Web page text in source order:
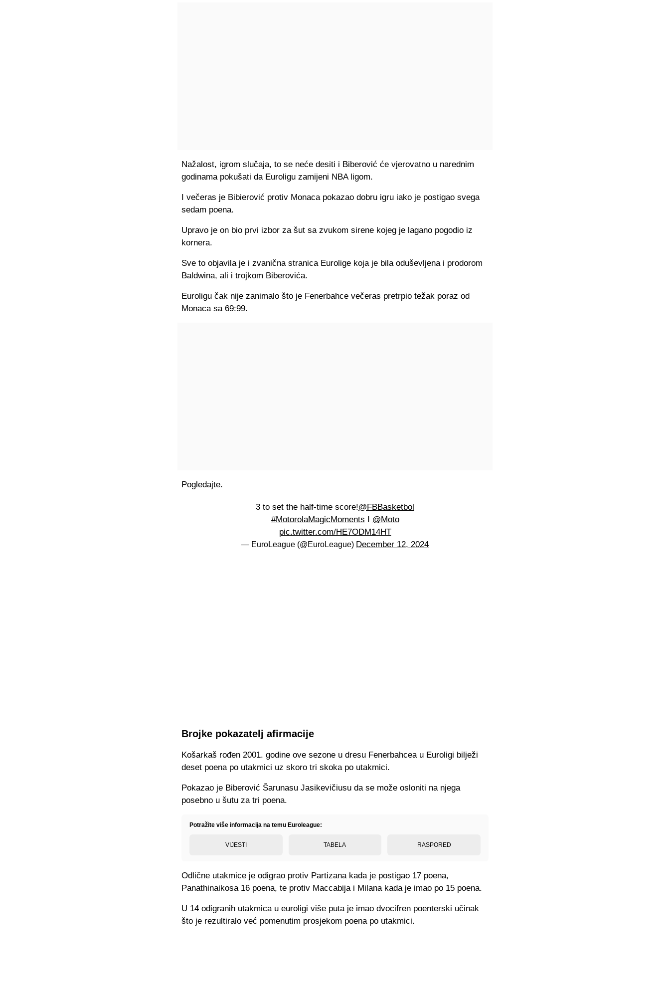
Nažalost, igrom slučaja, to se neće desiti i Biberović će vjerovatno u narednim
godinama pokušati da Euroligu zamijeni NBA ligom.
I večeras je Bibierović protiv Monaca pokazao dobru igru iako je postigao svega
sedam poena.
Upravo je on bio prvi izbor za šut sa zvukom sirene kojeg je lagano pogodio iz
kornera.
Sve to objavila je i zvanična stranica Eurolige koja je bila oduševljena i prodorom
Baldwina, ali i trojkom Biberovića.
Euroligu čak nije zanimalo što je Fenerbahce večeras pretrpio težak poraz od
Monaca sa 69:99.
Pogledajte.
3 to set the half-time score!@FBBasketbol
#MotorolaMagicMoments I @Moto
pic.twitter.com/HE7ODM14HT
— EuroLeague (@EuroLeague) December 12, 2024
Brojke pokazatelj afirmacije
Košarkaš rođen 2001. godine ove sezone u dresu Fenerbahcea u Euroligi bilježi
deset poena po utakmici uz skoro tri skoka po utakmici.
Pokazao je Biberović Šarunasu Jasikevičiusu da se može osloniti na njega
posebno u šutu za tri poena.
Potražite više informacija na temu Euroleague:
VIJESTI TABELA RASPORED
Odlične utakmice je odigrao protiv Partizana kada je postigao 17 poena,
Panathinaikosa 16 poena, te protiv Maccabija i Milana kada je imao po 15 poena.
U 14 odigranih utakmica u euroligi više puta je imao dvocifren poenterski učinak
što je rezultiralo već pomenutim prosjekom poena po utakmici.